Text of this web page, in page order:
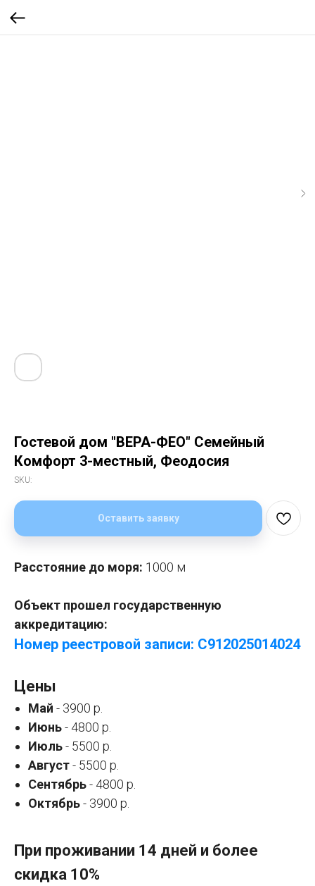
Гостевой дом "ВЕРА-ФЕО" Семейный
Комфорт 3-местный, Феодосия
SKU:
Оставить заявку
Расстояние до моря: 1000 м
Объект прошел государственную
аккредитацию:
Номер реестровой записи: С912025014024
Цены
Май - 3900 р.
Июнь- 4800 р.
Июль- 5500 р.
Август- 5500 р.
Сентябрь- 4800 р.
Октябрь- 3900 р.
При проживании 14 дней и более
скидка 10%